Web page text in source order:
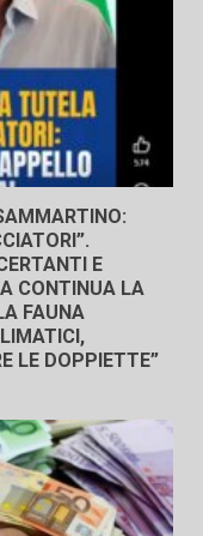
E
CONTINUA LA
FAUNA
LE DOPPIETTE”